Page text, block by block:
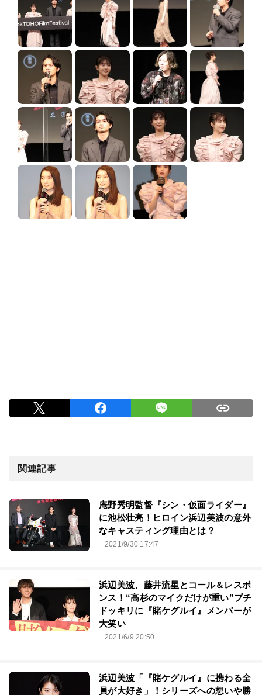
関連記事
庵野秀明監督『シン・仮面ライダー』
に池松壮亮！ヒロイン浜辺美波の意外
なキャスティング理由とは？
2021/9/30 17:47
浜辺美波、藤井流星とコール＆レスポ
ンス！“高杉のマイクだけが重い”プチ
ドッキリに『賭ケグルイ』メンバーが
大笑い
2021/6/9 20:50
浜辺美波「『賭ケグルイ』に携わる全
員が大好き」！シリーズへの想いや勝